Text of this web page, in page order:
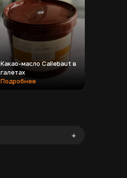
Какао-масло Callebaut в
галетах
Подробнее
+